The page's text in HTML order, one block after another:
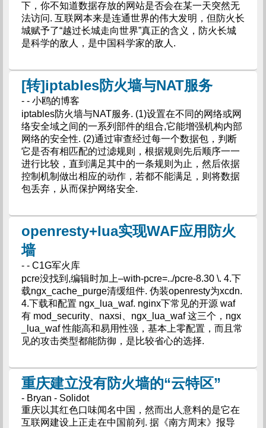
下，你不知道数据存放的网站是否会在某一天突然无
法访问. 互联网本来是连通世界的伟大发明，但防火长
城赋予了“越过长城走向世界”真正的含义，防火长城
是科学的敌人，是中国科学家的敌人.
[转]iptables防火墙与NAT服务
- - 小鸥的博客
iptables防火墙与NAT服务. (1)设置在不同的网络或网
络安全域之间的一系列部件的组合,它能增强机构内部
网络的安全性. (2)通过审查经过每一个数据包，判断
它是否有相匹配的过滤规则，根据规则先后顺序一一
进行比较，直到满足其中的一条规则为止，然后依据
控制机制做出相应的动作，若都不能满足，则将数据
包丢弃，从而保护网络安全.
openresty+lua实现WAF应用防火
墙
- - C1G军火库
pcre没找到,编辑时加上–with-pcre=../pcre-8.30 \. 4.下
载ngx_cache_purge清缓组件. 伪装openresty为xcdn.
4.下载和配置 ngx_lua_waf. nginx下常见的开源 waf
有 mod_security、naxsi、ngx_lua_waf 这三个，ngx
_lua_waf 性能高和易用性强，基本上零配置，而且常
见的攻击类型都能防御，是比较省心的选择.
重庆建立没有防火墙的“云特区”
- Bryan - Solidot
重庆以其红色口味闻名中国，然而出人意料的是它在
互联网建设上正走在中国前列. 据《南方周末》报导